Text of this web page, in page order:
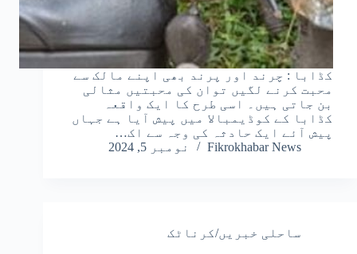
کڈابا : چرند اور پرند بھی اپنے مالک سے
محبت کرنے لگیں توان کی محبتیں مثالی
بن جاتی ہیں۔ اسی طرح کا ایک واقعہ
کڈابا کے کوڈیمبالا میں پیش آیا ہے جہاں
پیش آئے ایک حادثہ کی وجہ سے اک…
Fikrokhabar News
نومبر 5, 2024
ساحلی خبریں/کرناٹک